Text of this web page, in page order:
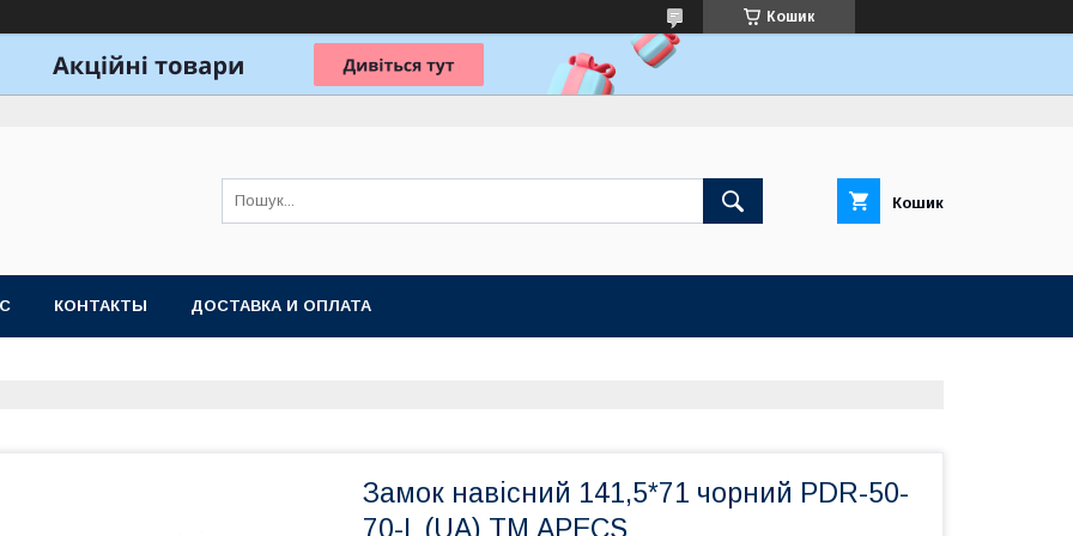
Кошик
Кошик
КОНТАКТЫ ДОСТАВКА И ОПЛАТА
Замок навiсний 141,5*71 чорний PDR-50-
70-L (UA) ТМ APECS